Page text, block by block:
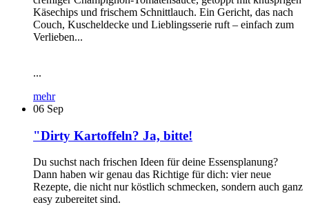
Käsechips und frischem Schnittlauch. Ein Gericht, das nach
Couch, Kuscheldecke und Lieblingsserie ruft – einfach zum
Verlieben...
...
mehr
06 Sep
"Dirty Kartoffeln? Ja, bitte!
Du suchst nach frischen Ideen für deine Essensplanung?
Dann haben wir genau das Richtige für dich: vier neue
Rezepte, die nicht nur köstlich schmecken, sondern auch ganz
easy zubereitet sind.